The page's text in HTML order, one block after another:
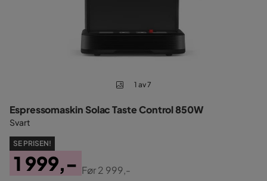
1 av 7
Espressomaskin Solac Taste Control 850W
Svart
SE PRISEN!
1 999,- Før2 999,-